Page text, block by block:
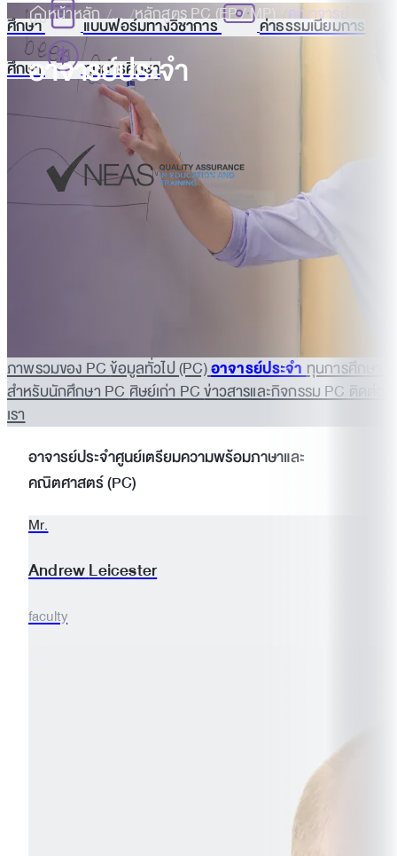
ศึกษา
แบบฟอร์มทางวิชาการ
ค่าธรรมเนียมการ
ศึกษา
ทุนการศึกษา
หน้าหลัก หลักสูตร PC (EP / MP) คณาจารย์
อาจารย์ประจำ
ภาพรวมของ PCข้อมูลทั่วไป (PC)อาจารย์ประจำทุนการศึกษา
สำหรับนักศึกษา PCศิษย์เก่า PCข่าวสารและกิจกรรม PCติดต่อ
เรา
อาจารย์ประจำศูนย์เตรียมความพร้อมภาษาและ
คณิตศาสตร์ (PC)
Mr.
AndrewLeicester
faculty